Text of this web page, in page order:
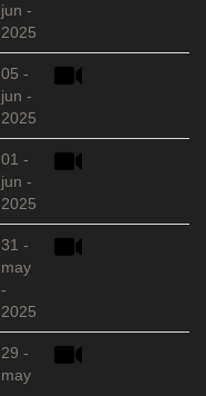
jun -
2025
05 -
jun -
2025
01 -
jun -
2025
31 -
may
-
2025
29 -
may